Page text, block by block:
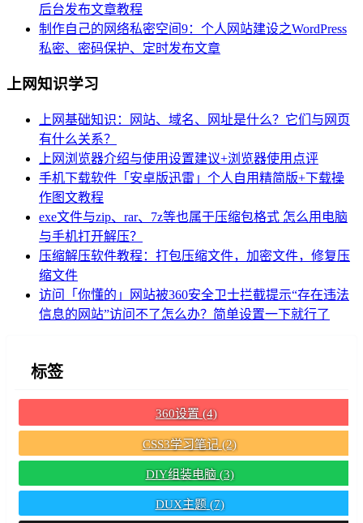
后台发布文章教程
制作自己的网络私密空间9：个人网站建设之WordPress
私密、密码保护、定时发布文章
上网知识学习
上网基础知识：网站、域名、网址是什么？它们与网页
有什么关系？
上网浏览器介绍与使用设置建议+浏览器使用点评
手机下载软件「安卓版迅雷」个人自用精简版+下载操
作图文教程
exe文件与zip、rar、7z等也属于压缩包格式 怎么用电脑
与手机打开解压？
压缩解压软件教程：打包压缩文件，加密文件，修复压
缩文件
访问「你懂的」网站被360安全卫士拦截提示“存在违法
信息的网站”访问不了怎么办？简单设置一下就行了
标签
360设置(4)
CSS3学习笔记(2)
DIY组装电脑(3)
DUX主题 (7)